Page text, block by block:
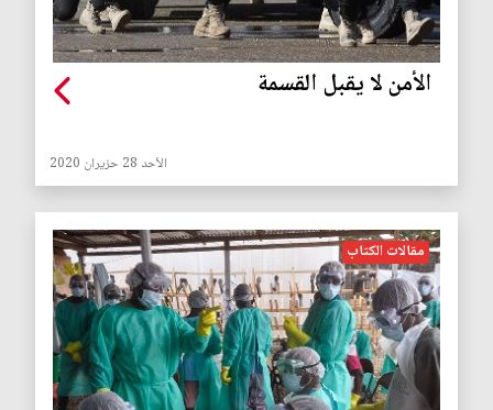
الأمن لا يقبل القسمة
الأحد 28 حزيران 2020
مقالات الكتاب